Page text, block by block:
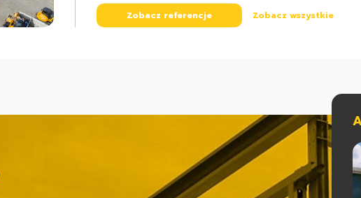
Zobacz referencje Zobacz wszystkie